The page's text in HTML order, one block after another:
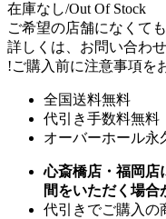
在庫なし/Out Of Stock
ご希望の店舗になくて
詳しくは、お問い合わせ
!ご購入前に注意事項を
全国送料無料
代引き手数料無料
オーバーホール永
心斎橋店・福岡店
間をいただく場合
代引きでご購入の